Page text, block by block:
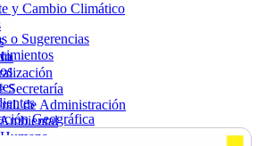
y Cambio Climático
Secretaría
de Administración